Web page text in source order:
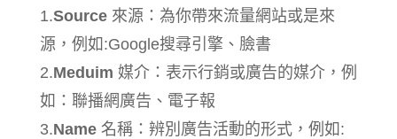
1.Source來源：為你帶來流量網站或是來
源，例如:Google搜尋引擎、臉書
2.Meduim 媒介：表示行銷或廣告的媒介，例
如：聯播網廣告、電子報
3.Name名稱：辨別廣告活動的形式，例如: